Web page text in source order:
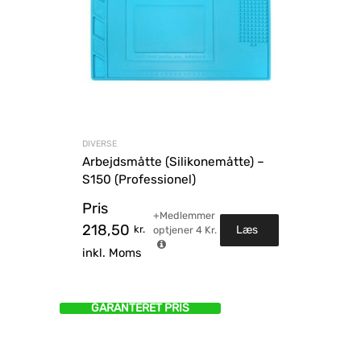
DIVERSE
Arbejdsmåtte (Silikonemåtte) –
S150 (Professionel)
Pris
218,50 kr.
inkl. Moms
+Medlemmer
optjener 4Kr. Læs
GARANTERET PRIS